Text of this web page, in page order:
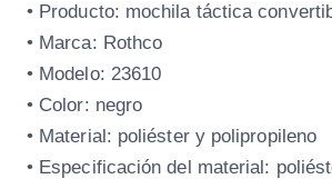
• Producto: mochila táctica
• Marca: Rothco
• Modelo: 23610
• Color: negro
• Material: poliéster y polipropileno
• Especificación del material: